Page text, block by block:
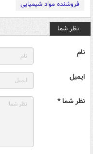
فروشنده مواد شیمیایی
نظر شما
نام
ایمیل
نظر شما *